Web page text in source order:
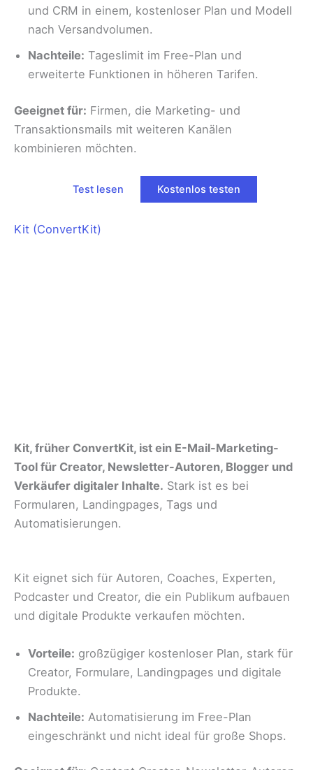
und CRM in einem, kostenloser Plan und Modell
nach Versandvolumen.
Nachteile: Tageslimit im Free-Plan und
erweiterte Funktionen in höheren Tarifen.
Geeignet für: Firmen, die Marketing- und
Transaktionsmails mit weiteren Kanälen
kombinieren möchten.
Test lesen Kostenlos testen
Kit (ConvertKit)
Kit, früher ConvertKit, ist ein E-Mail-Marketing-
Tool für Creator, Newsletter-Autoren, Blogger und
Verkäufer digitaler Inhalte. Stark ist es bei
Formularen, Landingpages, Tags und
Automatisierungen.
Kit eignet sich für Autoren, Coaches, Experten,
Podcaster und Creator, die ein Publikum aufbauen
und digitale Produkte verkaufen möchten.
Vorteile: großzügiger kostenloser Plan, stark für
Creator, Formulare, Landingpages und digitale
Produkte.
Nachteile: Automatisierung im Free-Plan
eingeschränkt und nicht ideal für große Shops.